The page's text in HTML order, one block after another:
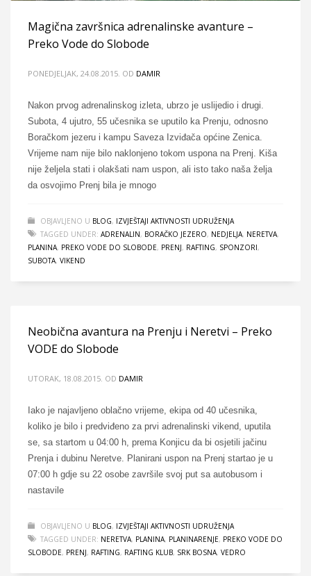
Magična završnica adrenalinske avanture –
Preko Vode do Slobode
PONEDJELJAK, 24.08.2015. OD DAMIR
Nakon prvog adrenalinskog izleta, ubrzo je uslijedio i drugi.
Subota, 4 ujutro, 55 učesnika se uputilo ka Prenju, odnosno
Boračkom jezeru i kampu Saveza Izviđača općine Zenica.
Vrijeme nam nije bilo naklonjeno tokom uspona na Prenj. Kiša
nije željela stati i olakšati nam uspon, ali isto tako naša želja
da osvojimo Prenj bila je mnogo
OBJAVLJENO U BLOG, IZVJEŠTAJI AKTIVNOSTI UDRUŽENJA
TAGGED UNDER: ADRENALIN, BORAČKO JEZERO, NEDJELJA, NERETVA,
PLANINA, PREKO VODE DO SLOBODE, PRENJ, RAFTING, SPONZORI,
SUBOTA, VIKEND
Neobična avantura na Prenju i Neretvi – Preko
VODE do Slobode
UTORAK, 18.08.2015. OD DAMIR
Iako je najavljeno oblačno vrijeme, ekipa od 40 učesnika,
koliko je bilo i predviđeno za prvi adrenalinski vikend, uputila
se, sa startom u 04:00 h, prema Konjicu da bi osjetili jačinu
Prenja i dubinu Neretve. Planirani uspon na Prenj startao je u
07:00 h gdje su 22 osobe završile svoj put sa autobusom i
nastavile
OBJAVLJENO U BLOG, IZVJEŠTAJI AKTIVNOSTI UDRUŽENJA
TAGGED UNDER: NERETVA, PLANINA, PLANINARENJE, PREKO VODE DO
SLOBODE, PRENJ, RAFTING, RAFTING KLUB, SRK BOSNA, VEDRO